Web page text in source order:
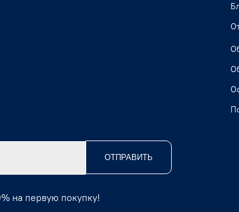
ОТПРАВИТЬ
на первую покупку!